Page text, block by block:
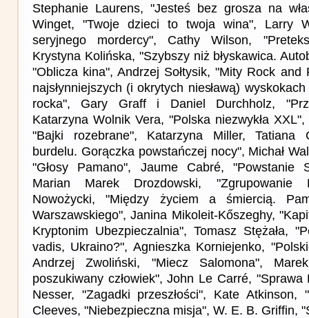
Stephanie Laurens, "Jesteś bez grosza na
Winget, "Twoje dzieci to twoja wina", Larry
seryjnego mordercy", Cathy Wilson,
Krystyna Kolińska, "Szybszy niż błyskawica.
"Oblicza kina", Andrzej Sołtysik, "Mity Rock and
najsłynniejszych (i okrytych niesławą)
rocka", Gary Graff i Daniel Durchholz,
Katarzyna Wolnik Vera, "Polska niezwykła
"Bajki rozebrane", Katarzyna Miller, Tatiana
burdelu. Gorączka powstańczej nocy", Michał
"Głosy Pamano", Jaume Cabré, "Powstanie
Marian Marek Drozdowski, "Zgrupowanie
Nowożycki, "Między życiem a śmiercią.
Warszawskiego", Janina Mikoleit-Kőszeghy,
Kryptonim Ubezpieczalnia", Tomasz Stężała,
vadis, Ukraino?", Agnieszka Korniejenko,
Andrzej Zwoliński, "Miecz Salomona",
poszukiwany człowiek", John Le Carré,
Nesser, "Zagadki przeszłości", Kate Atkinson,
Cleeves, "Niebezpieczna misja", W. E. B. Griffin,